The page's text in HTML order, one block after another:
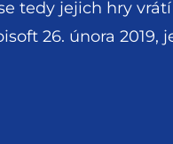
tedy jejich hry
26. února 2019,